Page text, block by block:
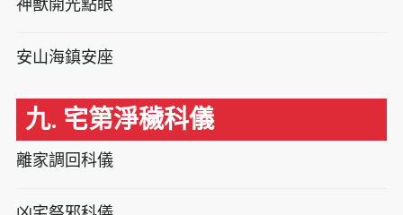
神獸開光點眼
安山海鎮安座
九. 宅第淨穢科儀
離家調回科儀